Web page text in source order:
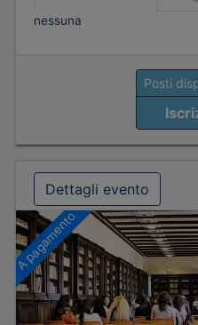
nessuna
Posti
Dettagli evento
A pagamento